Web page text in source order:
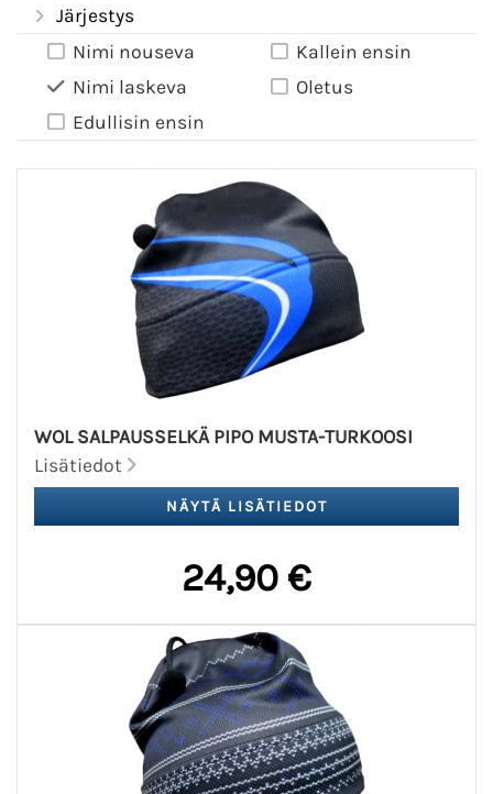
Järjestys
Nimi nouseva
Nimi laskeva
Edullisin ensin
Kallein ensin
Oletus
WOL SALPAUSSELKÄ PIPO MUSTA-TURKOOSI
Lisätiedot
24,90 €